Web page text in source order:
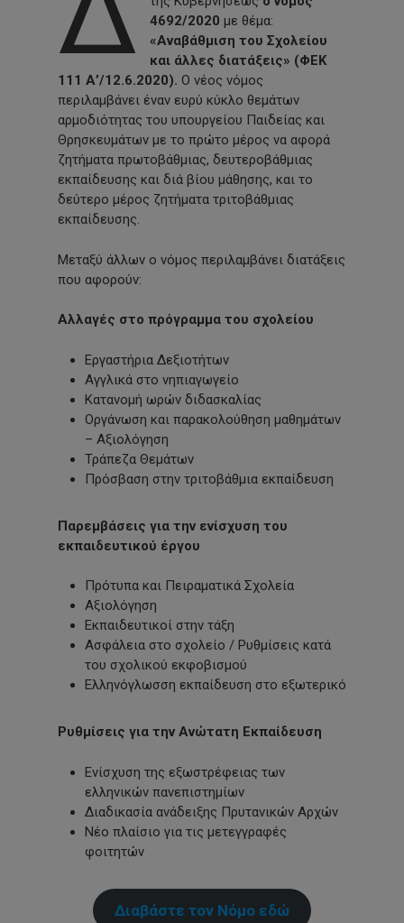
4692/2020 με θέμα:
«Αναβάθμιση του Σχολείου
και άλλες διατάξεις» (ΦΕΚ
111 Α’/12.6.2020). Ο νέος νόμος
περιλαμβάνει έναν ευρύ κύκλο θεµάτων
αρµοδιότητας του υπουργείου Παιδείας και
Θρησκευµάτων με το πρώτο μέρος να αφορά
ζητήµατα πρωτοβάθµιας, δευτεροβάθµιας
εκπαίδευσης και διά βίου µάθησης, και το
δεύτερο μέρος ζητήµατα τριτοβάθµιας
εκπαίδευσης.
Μεταξύ άλλων ο νόμος περιλαμβάνει διατάξεις
που αφορούν:
Αλλαγές στο πρόγραμμα του σχολείου
Εργαστήρια Δεξιοτήτων
Αγγλικά στο νηπιαγωγείο
Κατανομή ωρών διδασκαλίας
Οργάνωση και παρακολούθηση μαθημάτων
– Αξιολόγηση
Τράπεζα Θεμάτων
Πρόσβαση στην τριτοβάθμια εκπαίδευση
Παρεμβάσεις για την ενίσχυση του
εκπαιδευτικού έργου
Πρότυπα και Πειραματικά Σχολεία
Αξιολόγηση
Εκπαιδευτικοί στην τάξη
Ασφάλεια στο σχολείο / Ρυθμίσεις κατά
του σχολικού εκφοβισμού
Ελληνόγλωσση εκπαίδευση στο εξωτερικό
Ρυθμίσεις για την Ανώτατη Εκπαίδευση
Ενίσχυση της εξωστρέφειας των
ελληνικών πανεπιστημίων
Διαδικασία ανάδειξης Πρυτανικών Αρχών
Νέο πλαίσιο για τις μετεγγραφές
φοιτητών
Διαβάστε τον Νόμο εδώ